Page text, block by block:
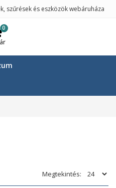
szűrések és eszközök webáruháza
0
Megtekintés: